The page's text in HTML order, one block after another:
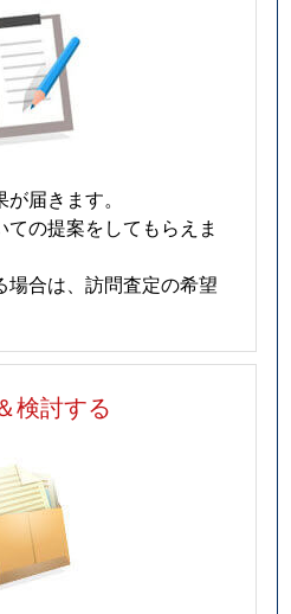
届きます。
の提案をしてもらえま
場合は、訪問査定の希望
検討する